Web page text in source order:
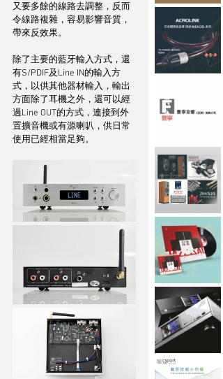
又要多餘的線路去調整，反而
令線路複雜，容易影響音質，
帶來反效果。
除了主要的藍牙輸入方式，還
有S/PDIF及Line IN的輸入方
式，以供其他器材輸入，輸出
方面除了耳機之外，還可以經
過Line OUT的方式，連接到外
置擴音機或有源喇叭，供日常
使用已經相當足夠。